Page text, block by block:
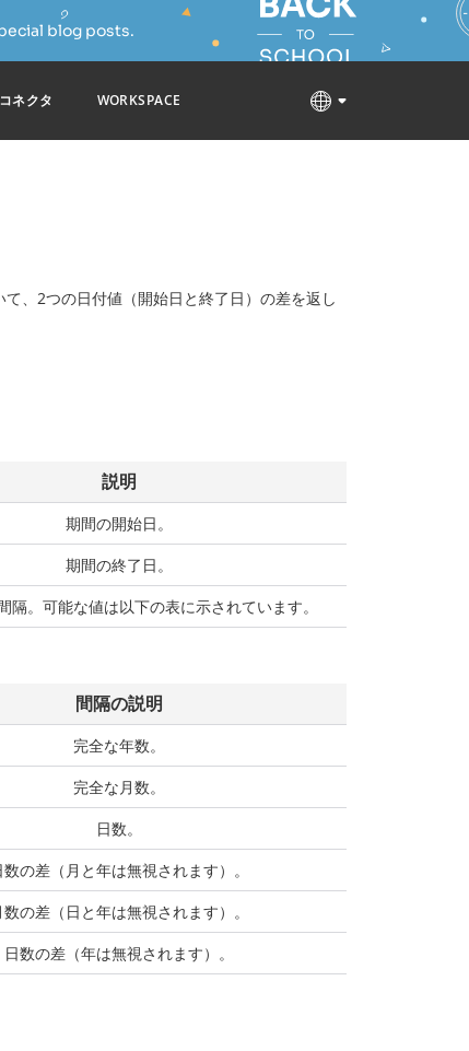
blog posts.
コネクタ WORKSPACE
、2つの日付値（開始日と終了日）の差を返し
説明
期間の開始日。
期間の終了日。
隔。可能な値は以下の表に示されています。
間隔の説明
完全な年数。
完全な月数。
日数。
数の差（月と年は無視されます）。
数の差（日と年は無視されます）。
日数の差（年は無視されます）。